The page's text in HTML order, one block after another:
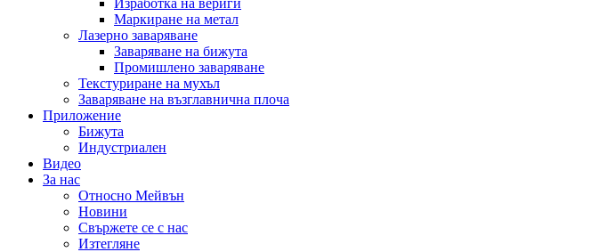
Изработка на вериги
Маркиране на метал
Лазерно заваряване
Заваряване на бижута
Промишлено заваряване
Текстуриране на мухъл
Заваряване на възглавнична плоча
Приложение
Бижута
Индустриален
Видео
За нас
Относно Мейвън
Новини
Свържете се с нас
Изтегляне